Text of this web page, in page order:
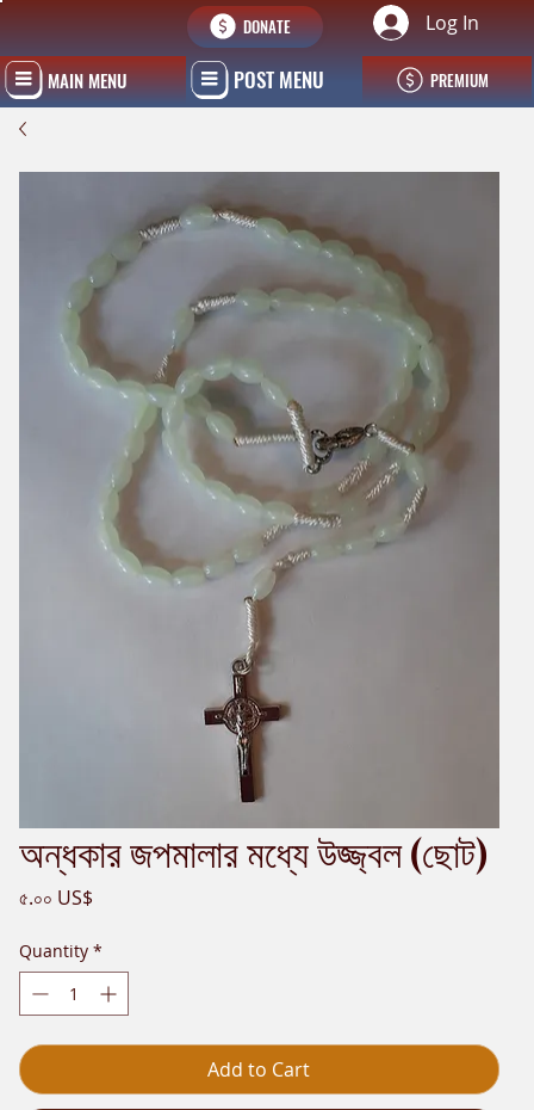
POST MENU
Log In
MAIN MENU PREMIUM
DONATE
অন্ধকার জপমালার মধ্যে উজ্জ্বল (ছোট)
৫.০০ US$Price
Quantity *
Add to Cart